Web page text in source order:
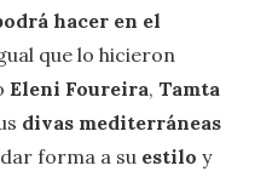
hacer en el
que lo hicieron
Eleni Foureira, Tamta
divas mediterráneas
forma a su estilo y